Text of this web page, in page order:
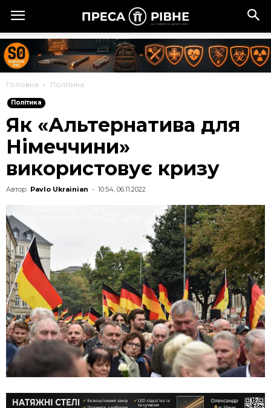
Головна Політика
Політика
Як «Альтернатива для
Німеччини»
використовує кризу
Автор: Pavlo Ukrainian - 10:54, 06.11.2022